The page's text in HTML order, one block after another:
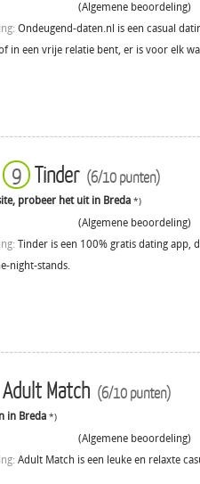
(Algemene beoordeling)
Ondeugend-daten.nl is een casual
in een vrije relatie bent, er is voor elk
9 Tinder (6/10 punten)
probeer het uit in Breda *)
(Algemene beoordeling)
Tinder is een 100% gratis dating app,
night-stands.
Adult Match (6/10 punten)
in Breda *)
(Algemene beoordeling)
Adult Match is een leuke en relaxte